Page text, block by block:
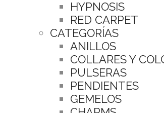
HYPNOSIS
RED CARPET
CATEGORÍAS
ANILLOS
COLLARES Y
PULSERAS
PENDIENTES
GEMELOS